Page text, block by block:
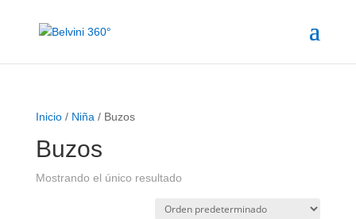
Inicio/ Niña / Buzos
Buzos
Mostrando el único resultado